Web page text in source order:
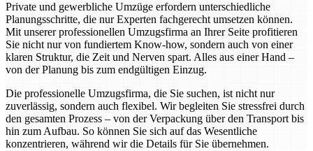
Private und gewerbliche Umzüge erfordern unterschiedliche
Planungsschritte, die nur Experten fachgerecht umsetzen können.
Mit unserer professionellen Umzugsfirma an Ihrer Seite profitieren
Sie nicht nur von fundiertem Know-how, sondern auch von einer
klaren Struktur, die Zeit und Nerven spart. Alles aus einer Hand –
von der Planung bis zum endgültigen Einzug.
Die professionelle Umzugsfirma, die Sie suchen, ist nicht nur
zuverlässig, sondern auch flexibel. Wir begleiten Sie stressfrei durch
den gesamten Prozess – von der Verpackung über den Transport bis
hin zum Aufbau. So können Sie sich auf das Wesentliche
konzentrieren, während wir die Details für Sie übernehmen.